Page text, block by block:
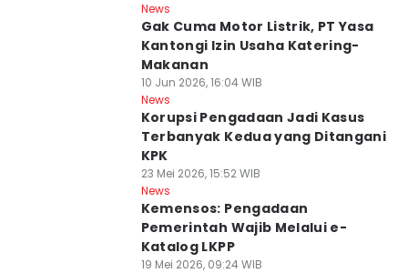
News
Gak Cuma Motor Listrik, PT Yasa
Kantongi Izin Usaha Katering-
Makanan
10 Jun 2026, 16:04 WIB
News
Korupsi Pengadaan Jadi Kasus
Terbanyak Kedua yang Ditangani
KPK
23 Mei 2026, 15:52 WIB
News
Kemensos: Pengadaan
Pemerintah Wajib Melalui e-
Katalog LKPP
19 Mei 2026, 09:24 WIB